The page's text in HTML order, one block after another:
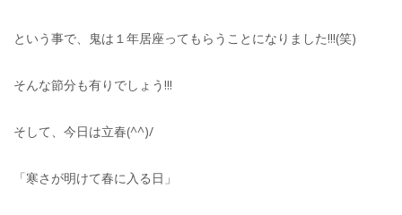
という事で、鬼は１年居座ってもらうことになりました!!!(笑)
そんな節分も有りでしょう!!!
そして、今日は立春(^^)/
「寒さが明けて春に入る日」